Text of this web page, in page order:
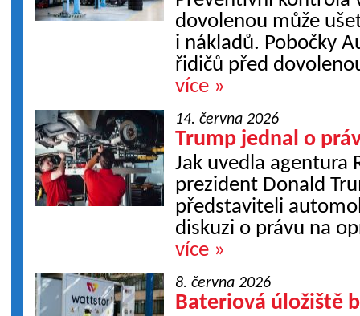
dovolenou může
i nákladů. Pobočky
řidičů před
více »
14. června 2026
Trump jednal o
Jak uvedla agentura
prezident Donald
představiteli
diskuzi o právu na
více »
8. června 2026
Bateriová úložiště